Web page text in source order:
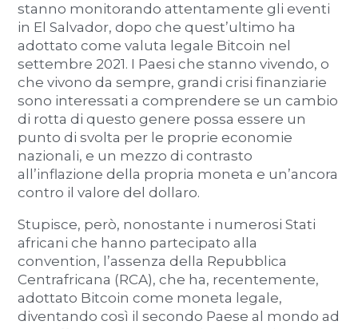
stanno monitorando attentamente gli eventi
in El Salvador, dopo che quest’ultimo ha
adottato come valuta legale Bitcoin nel
settembre 2021. I Paesi che stanno vivendo, o
che vivono da sempre, grandi crisi finanziarie
sono interessati a comprendere se un cambio
di rotta di questo genere possa essere un
punto di svolta per le proprie economie
nazionali, e un mezzo di contrasto
all’inflazione della propria moneta e un’ancora
contro il valore del dollaro.
Stupisce, però, nonostante i numerosi Stati
africani che hanno partecipato alla
convention, l’assenza della Repubblica
Centrafricana (RCA), che ha, recentemente,
adottato Bitcoin come moneta legale,
diventando così il secondo Paese al mondo ad